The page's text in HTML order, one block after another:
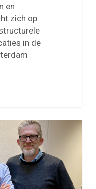
en
zich op
in de